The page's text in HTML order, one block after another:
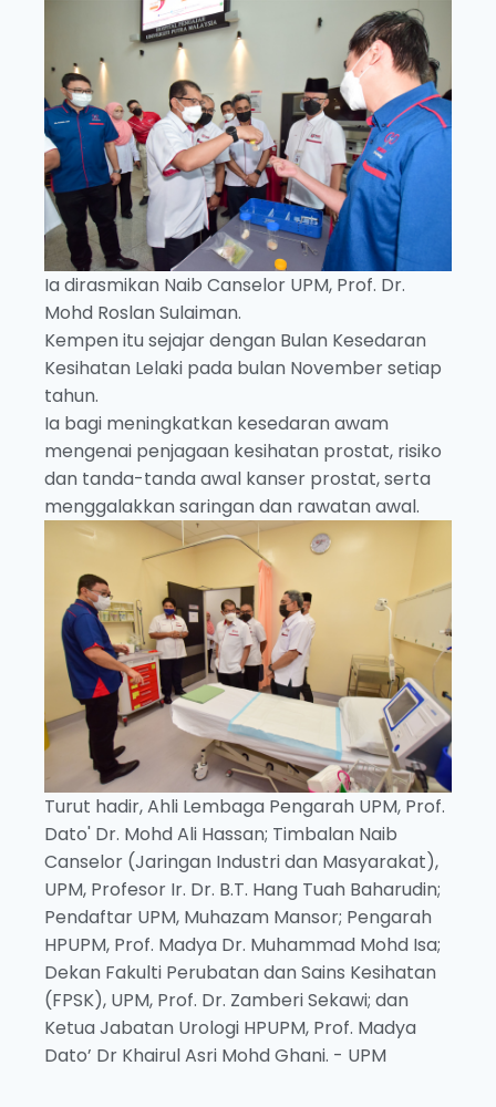
Ia dirasmikan Naib Canselor UPM, Prof. Dr.
Mohd Roslan Sulaiman.
Kempen itu sejajar dengan Bulan Kesedaran
Kesihatan Lelaki pada bulan November setiap
tahun.
Ia bagi meningkatkan kesedaran awam
mengenai penjagaan kesihatan prostat, risiko
dan tanda-tanda awal kanser prostat, serta
menggalakkan saringan dan rawatan awal.
Turut hadir, Ahli Lembaga Pengarah UPM, Prof.
Dato' Dr. Mohd Ali Hassan; Timbalan Naib
Canselor (Jaringan Industri dan Masyarakat),
UPM, Profesor Ir. Dr. B.T. Hang Tuah Baharudin;
Pendaftar UPM, Muhazam Mansor; Pengarah
HPUPM, Prof. Madya Dr. Muhammad Mohd Isa;
Dekan Fakulti Perubatan dan Sains Kesihatan
(FPSK), UPM, Prof. Dr. Zamberi Sekawi; dan
Ketua Jabatan Urologi HPUPM, Prof. Madya
Dato’ Dr Khairul Asri Mohd Ghani. - UPM